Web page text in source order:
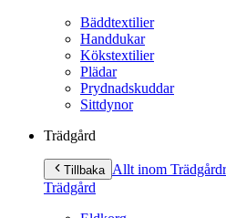
Bäddtextilier
Handdukar
Kökstextilier
Plädar
Prydnadskuddar
Sittdynor
Trädgård
Tillbaka Allt inom Trädgårdr
Trädgård